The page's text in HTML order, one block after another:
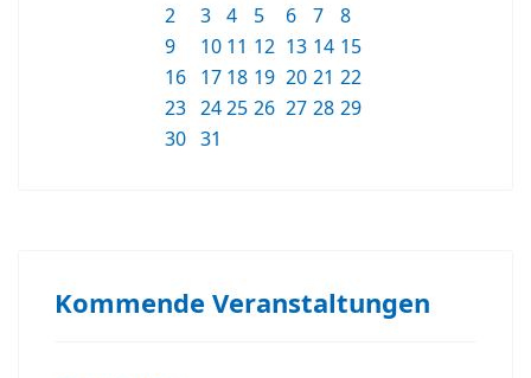
2
3 4 5 6 7
8
9
10 11 12 13 14 15
16
17 18 19 20 21 22
23 24 25 26 27 28 29
30 31
Kommende Veranstaltungen